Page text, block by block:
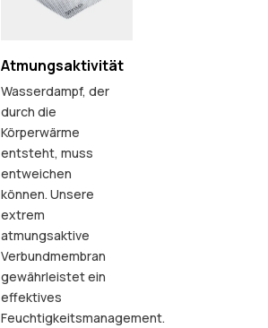
Atmungsaktivität
Wasserdampf, der
durch die
Körperwärme
entsteht, muss
entweichen
können. Unsere
extrem
atmungsaktive
Verbundmembran
gewährleistet ein
effektives
Feuchtigkeitsmanagement.